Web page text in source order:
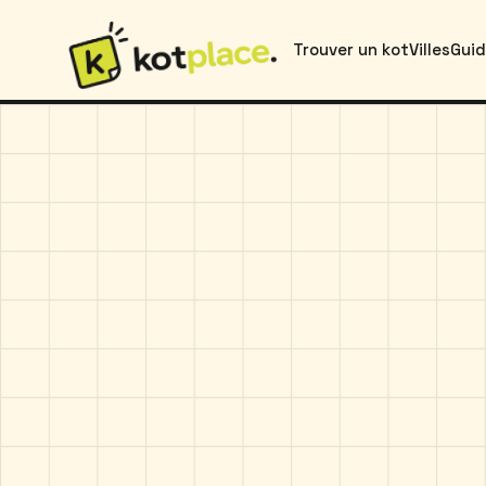
Trouver un kotVilles